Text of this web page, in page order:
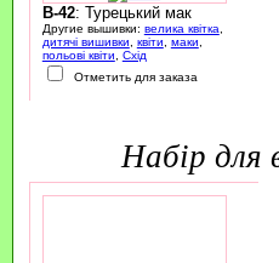
B-42: Турецький мак
Другие вышивки: велика квітка
дитячі вишивки
квіти маки
польові квіти
Схід
Отметить для заказа
набір